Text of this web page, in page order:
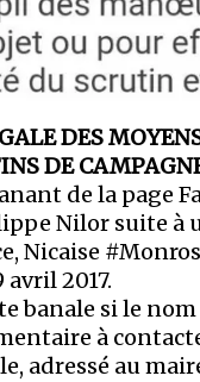
DES
DE
de la page
Nilor suite à
Nicaise
2017.
banale si le nom
à
adressé au